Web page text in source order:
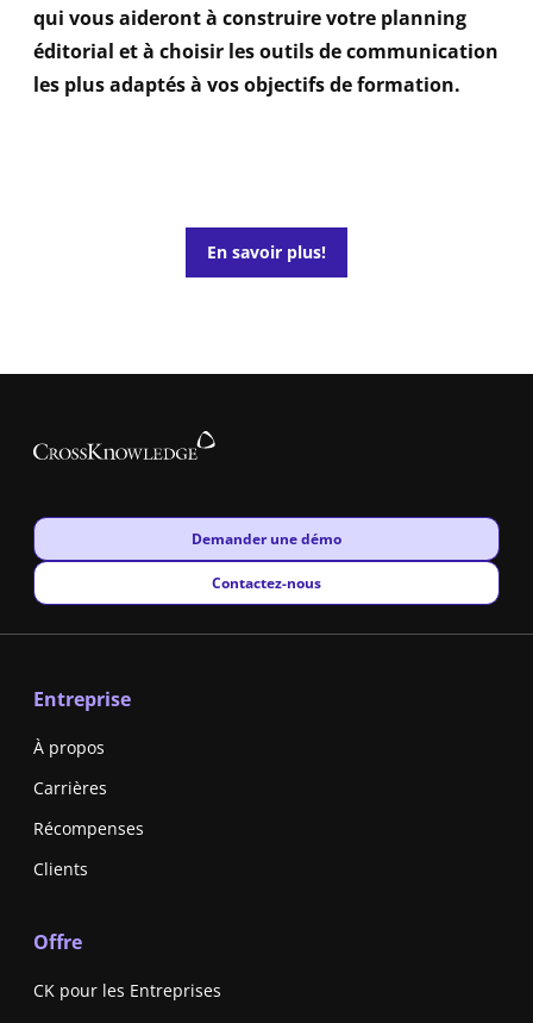
qui vous aideront à construire votre planning
éditorial et à choisir les outils de communication
les plus adaptés à vos objectifs de formation.
En savoir plus!
New window
Demander une démo
New window
Contactez-nous
Entreprise
À propos
Carrières
Récompenses
Clients
Offre
CK pour les Entreprises